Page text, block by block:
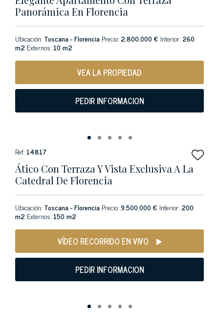
Panorámica En Florencia
Ubicación: Toscana - Florencia Precio: 2.800.000 € Interior: 260
m2 Externos: 10 m2
VEA LA PROPIEDAD
PEDIR INFORMACION
Ref: 14817
Ático Con Terraza Y Vista Exclusiva A La
Catedral De Florencia
Ubicación: Toscana - Florencia Precio:9.500.000 € Interior: 200
m2 Externos: 150 m2
VÍDEO RECORRIDO EN VIVO
PEDIR INFORMACION